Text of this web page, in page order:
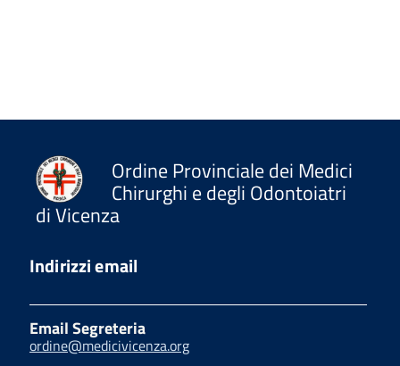
Ordine Provinciale dei Medici
Chirurghi e degli Odontoiatri
di Vicenza
Indirizzi email
Email Segreteria
ordine@medicivicenza.org